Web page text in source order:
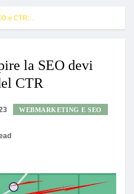
e CTR:…
la SEO devi
CTR
WEBMARKETING E SEO